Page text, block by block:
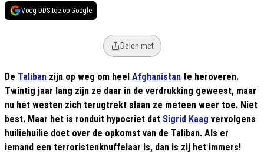
Voeg DDS toe op Google
Delen met
De Taliban zijn op weg om heel Afghanistan te heroveren.
Twintig jaar lang zijn ze daar in de verdrukking geweest, maar
nu het westen zich terugtrekt slaan ze meteen weer toe. Niet
best. Maar het is ronduit hypocriet dat Sigrid Kaag vervolgens
huiliehuilie doet over de opkomst van de Taliban. Als er
iemand een terroristenknuffelaar is, dan is zij het immers!